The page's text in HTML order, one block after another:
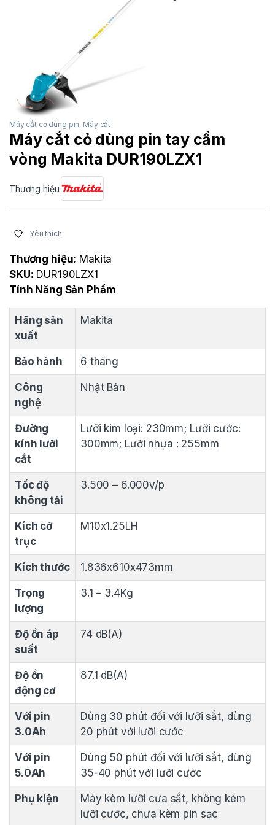
Máy cắt cỏ dùng pin, Máy cắt
Máy cắt cỏ dùng pin tay cầm
vòng Makita DUR190LZX1
Thương hiệu:
Yêu thích
Thương hiệu: Makita
SKU: DUR190LZX1
Tính Năng Sản Phẩm
Hãng sản
xuất
Makita
Bảo hành 6 tháng
Công
nghệ
Nhật Bản
Đường
kính lưỡi
cắt
Lưỡi kim loại: 230mm; Lưỡi cước:
300mm; Lưỡi nhựa : 255mm
Tốc độ
không tải
3.500 – 6.000v/p
Kích cỡ
trục
M10x1.25LH
Kích thước 1.836x610x473mm
Trọng
lượng
3.1 – 3.4Kg
Độ ồn áp
suất
74 dB(A)
Độ ồn
động cơ
87.1 dB(A)
Với pin
3.0Ah
Dùng 30 phút đối với lưỡi sắt, dùng
20 phút với lưỡi cước
Với pin
5.0Ah
Dùng 50 phút đối với lưỡi sắt, dùng
35-40 phút với lưỡi cước
Phụ kiện
Máy kèm lưỡi cưa sắt, không kèm
lưỡi cước, chưa kèm pin sạc